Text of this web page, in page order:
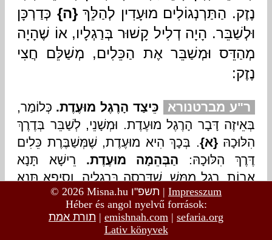
© 2026 Misna.hu תשפ"ו | Impresszum
Héber és angol nyelvű források:
תורת אמת | emishnah.com | sefaria.org
Lativ könyvek